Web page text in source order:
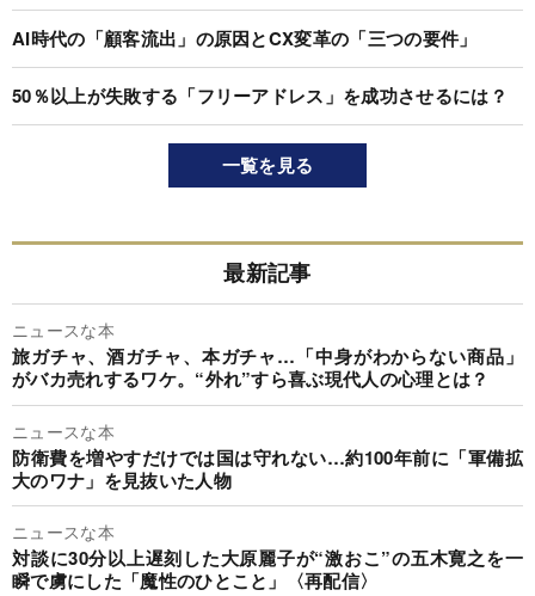
AI時代の「顧客流出」の原因とCX変革の「三つの要件」
50％以上が失敗する「フリーアドレス」を成功させるには？
一覧を見る
最新記事
ニュースな本
旅ガチャ、酒ガチャ、本ガチャ…「中身がわからない商品」
がバカ売れするワケ。“外れ”すら喜ぶ現代人の心理とは？
ニュースな本
防衛費を増やすだけでは国は守れない…約100年前に「軍備拡
大のワナ」を見抜いた人物
ニュースな本
対談に30分以上遅刻した大原麗子が“激おこ”の五木寛之を一
瞬で虜にした「魔性のひとこと」〈再配信〉